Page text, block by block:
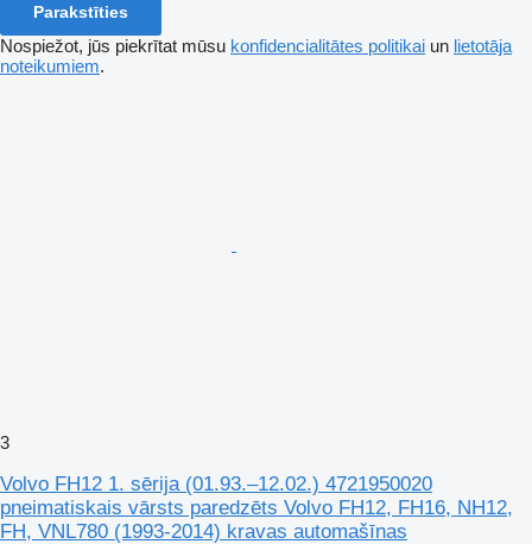
Parakstīties
Nospiežot, jūs piekrītat mūsu konfidencialitātes politikai un lietotāja
noteikumiem.
3
Volvo FH12 1. sērija (01.93.–12.02.) 4721950020
pneimatiskais vārsts paredzēts Volvo FH12, FH16, NH12,
FH, VNL780 (1993-2014) kravas automašīnas